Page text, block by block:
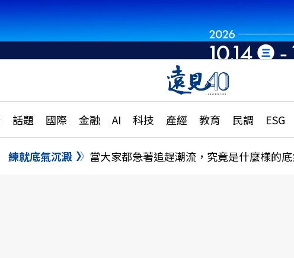
話題 國際 金融 AI 科技 產經 教育 民調 ESG
話題
國際
特輯
大學升學、職涯攻略
縣市施政調查全解析
民調
練就底氣沉澱 當大家都急著追趕潮流，究竟是什麼樣的